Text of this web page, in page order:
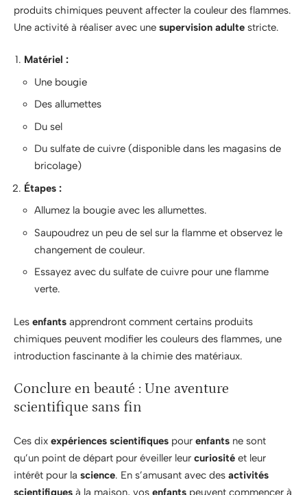
produits chimiques peuvent affecter la couleur des flammes.
Une activité à réaliser avec une supervision adulte stricte.
Matériel :
Une bougie
Des allumettes
Du sel
Du sulfate de cuivre (disponible dans les magasins de
bricolage)
Étapes :
Allumez la bougie avec les allumettes.
Saupoudrez un peu de sel sur la flamme et observez le
changement de couleur.
Essayez avec du sulfate de cuivre pour une flamme
verte.
Les enfants apprendront comment certains produits
chimiques peuvent modifier les couleurs des flammes, une
introduction fascinante à la chimie des matériaux.
Conclure en beauté : Une aventure
scientifique sans fin
Ces dix expériences scientifiques pour enfants ne sont
qu’un point de départ pour éveiller leur curiosité et leur
intérêt pour la science. En s’amusant avec des activités
scientifiques à la maison, vos enfants peuvent commencer à